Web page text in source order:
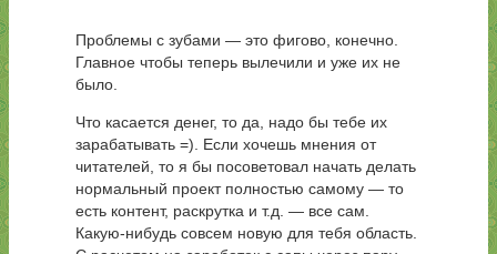
Проблемы с зубами — это фигово, конечно.
Главное чтобы теперь вылечили и уже их не
было.
Что касается денег, то да, надо бы тебе их
зарабатывать =). Если хочешь мнения от
читателей, то я бы посоветовал начать делать
нормальный проект полностью самому — то
есть контент, раскрутка и т.д. — все сам.
Какую-нибудь совсем новую для тебя область.